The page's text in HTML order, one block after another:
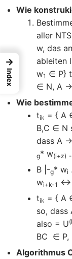
Wie
aller
w, das
ableiten
w1 ∈ P} t
∈ N, A
Wie
tik = { A
B,C ∈ N
dass A
g* w(i+z)
B |-g* wi
wi+k-1 ↔
tik = { A
so,
also = U
BC ∈ P,
Algorithmus
→
Index